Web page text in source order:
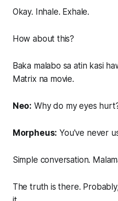
Okay. Inhale. Exhale.
How about this?
Baka malabo sa atin kasi
Matrix na movie.
Neo: Why do my eyes
Morpheus: You've never
Simple conversation.
The truth is there.